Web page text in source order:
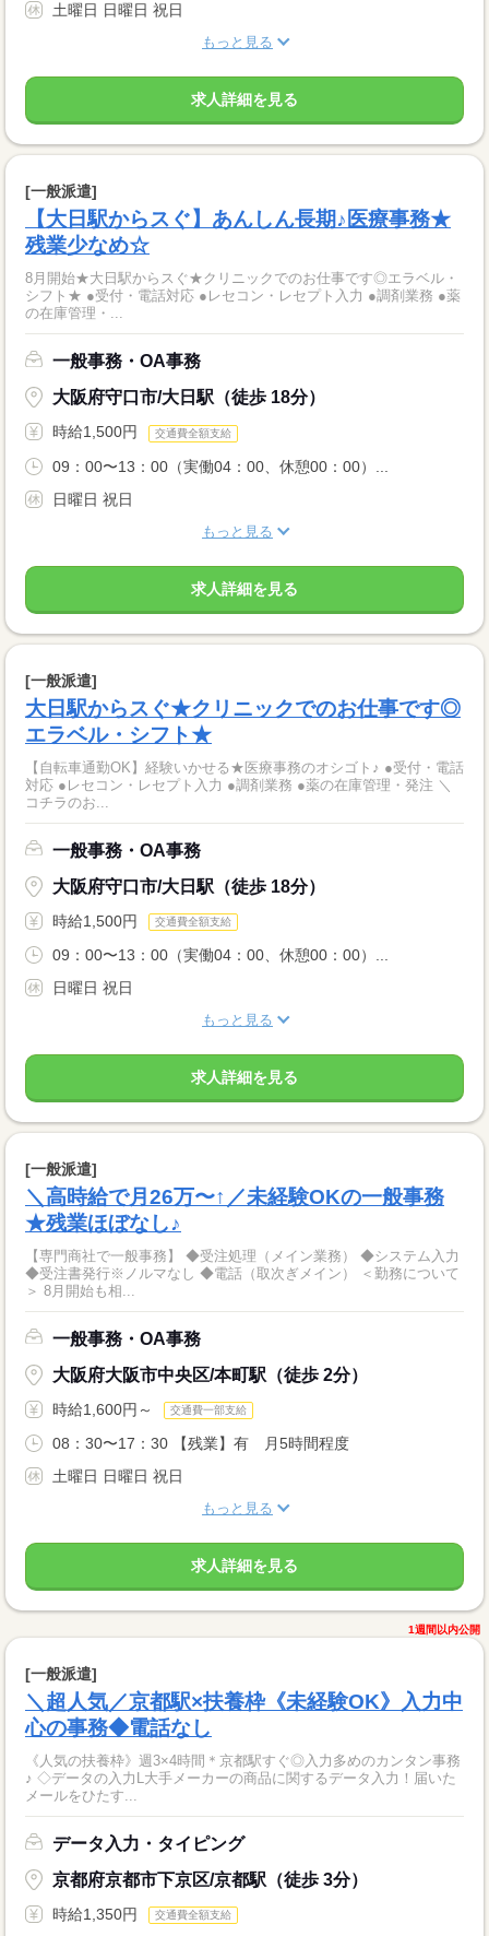
土曜日 日曜日 祝日
もっと見る
求人詳細を見る
[一般派遣]
【大日駅からスぐ】あんしん長期♪医療事務★
残業少なめ☆
8月開始★大日駅からスぐ★クリニックでのお仕事です◎エラベル・
シフト★ ●受付・電話対応 ●レセコン・レセプト入力 ●調剤業務 ●薬
の在庫管理・...
一般事務・OA事務
大阪府守口市/大日駅（徒歩 18分）
時給1,500円 交通費全額支給
09：00〜13：00（実働04：00、休憩00：00）...
日曜日 祝日
もっと見る
求人詳細を見る
[一般派遣]
大日駅からスぐ★クリニックでのお仕事です◎
エラベル・シフト★
【自転車通勤OK】経験いかせる★医療事務のオシゴト♪ ●受付・電話
対応 ●レセコン・レセプト入力 ●調剤業務 ●薬の在庫管理・発注 ＼
コチラのお...
一般事務・OA事務
大阪府守口市/大日駅（徒歩 18分）
時給1,500円 交通費全額支給
09：00〜13：00（実働04：00、休憩00：00）...
日曜日 祝日
もっと見る
求人詳細を見る
[一般派遣]
＼高時給で月26万〜↑／未経験OKの一般事務
★残業ほぼなし♪
【専門商社で一般事務】 ◆受注処理（メイン業務） ◆システム入力
◆受注書発行※ノルマなし ◆電話（取次ぎメイン） ＜勤務について
＞ 8月開始も相...
一般事務・OA事務
大阪府大阪市中央区/本町駅（徒歩 2分）
時給1,600円～ 交通費一部支給
08：30〜17：30 【残業】有 月5時間程度
土曜日 日曜日 祝日
もっと見る
求人詳細を見る
1週間以内公開
[一般派遣]
＼超人気／京都駅×扶養枠《未経験OK》入力中
心の事務◆電話なし
《人気の扶養枠》週3×4時間＊京都駅すぐ◎入力多めのカンタン事務
♪ ◇データの入力L大手メーカーの商品に関するデータ入力！届いた
メールをひたす...
データ入力・タイピング
京都府京都市下京区/京都駅（徒歩 3分）
時給1,350円 交通費全額支給